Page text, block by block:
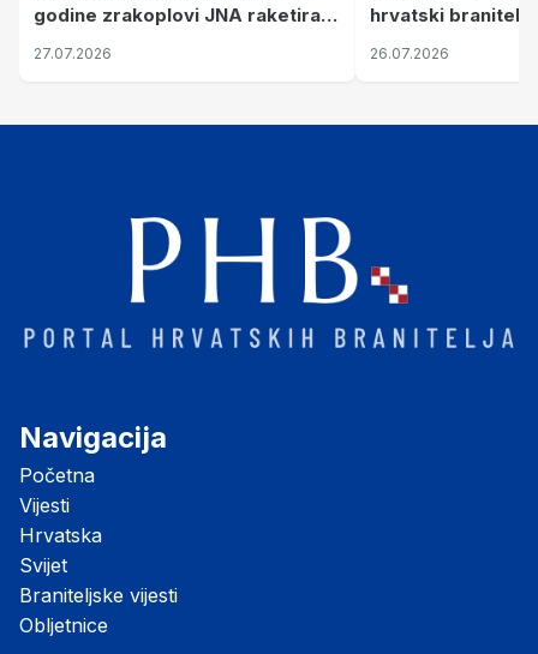
godine zrakoplovi JNA raketirali
su vojarnu i obučni centar "Nikola
27.07.2026
hrvatski branitelji
pronalaze mir
26.07.2026
Navigacija
Početna
Vijesti
Hrvatska
Svijet
Braniteljske vijesti
Obljetnice